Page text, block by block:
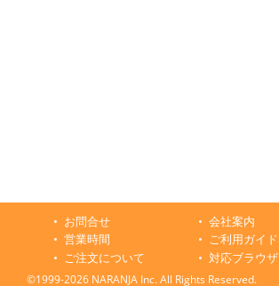
お問合せ 会社案内
営業時間
ご利用ガイド
ご注文について
対応ブラウザ
©1999-2026 NARANJA Inc. All Rights Reserved.